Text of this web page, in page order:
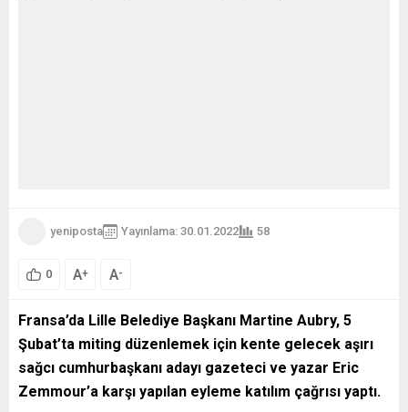
yeniposta Yayınlama: 30.01.2022 58
0 A+ A-
Fransa’da Lille Belediye Başkanı Martine Aubry, 5
Şubat’ta miting düzenlemek için kente gelecek aşırı
sağcı cumhurbaşkanı adayı gazeteci ve yazar Eric
Zemmour’a karşı yapılan eyleme katılım çağrısı yaptı.